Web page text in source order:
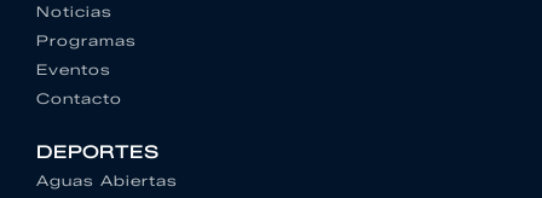
Noticias
Programas
Eventos
Contacto
DEPORTES
Aguas Abiertas